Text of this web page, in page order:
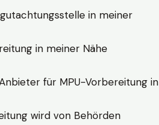
in meiner
in meiner Nähe
für MPU-Vorbereitung in
wird von Behörden